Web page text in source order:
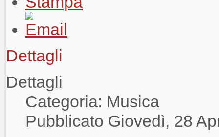
Dettagli
Dettagli
Categoria: Musica
Pubblicato Giovedì, 28